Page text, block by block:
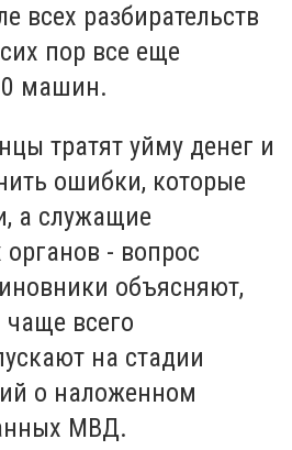
всех разбирательств
пор все еще
машин.
тратят уйму денег и
ошибки, которые
а служащие
органов - вопрос
объясняют,
всего
на стадии
о наложенном
МВД.